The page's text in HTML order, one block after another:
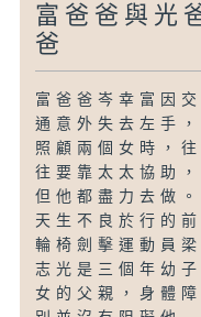
富爸爸與光
爸
富爸爸岑幸富因交
通意外失去左手，
照顧兩個女時，往
往要靠太太協助，
但他都盡力去做。
天生不良於行的前
輪椅劍擊運動員梁
志光是三個年幼子
女的父親，身體障